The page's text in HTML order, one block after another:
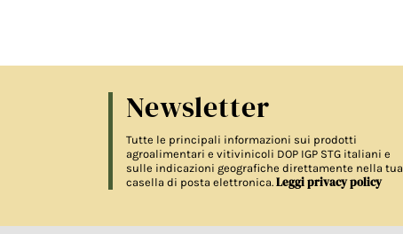
Newsletter
Tutte le principali informazioni sui prodotti
agroalimentari e vitivinicoli DOP IGP STG italiani e
sulle indicazioni geografiche direttamente nella tua
casella di posta elettronica. Leggi privacy policy